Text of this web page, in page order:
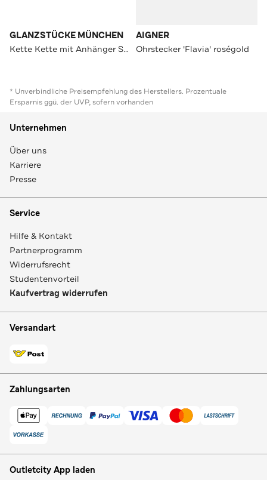
GLANZSTÜCKE MÜNCHEN
Kette Kette mit Anhänger Sterling Silber gelbgold Zirkonia weiß OneColor
AIGNER
Ohrstecker 'Flavia' roségold
* Unverbindliche Preisempfehlung des Herstellers. Prozentuale
Ersparnis ggü. der UVP, sofern vorhanden
Unternehmen
Über uns
Karriere
Presse
Service
Hilfe & Kontakt
Partnerprogramm
Widerrufsrecht
Studentenvorteil
Kaufvertrag widerrufen
Versandart
Zahlungsarten
Outletcity App laden